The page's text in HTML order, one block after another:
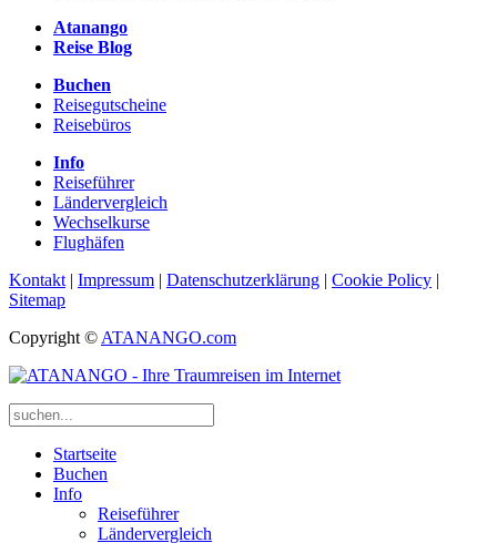
Atanango
Reise Blog
Buchen
Reisegutscheine
Reisebüros
Info
Reiseführer
Ländervergleich
Wechselkurse
Flughäfen
Kontakt | Impressum | Datenschutzerklärung | Cookie Policy |
Sitemap
Copyright © ATANANGO.com
Startseite
Buchen
Info
Reiseführer
Ländervergleich